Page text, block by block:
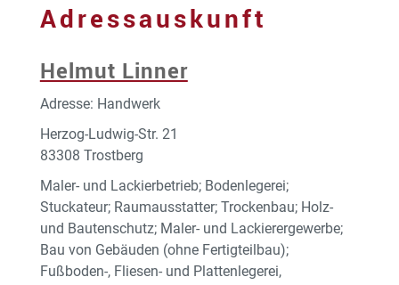
Adressauskunft
Helmut Linner
Adresse: Handwerk
Herzog-Ludwig-Str. 21
83308 Trostberg
Maler- und Lackierbetrieb; Bodenlegerei;
Stuckateur; Raumausstatter; Trockenbau; Holz-
und Bautenschutz; Maler- und Lackierergewerbe;
Bau von Gebäuden (ohne Fertigteilbau);
Fußboden-, Fliesen- und Plattenlegerei,